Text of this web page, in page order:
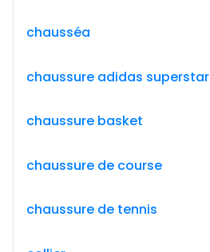
chausséa
chaussure adidas superstar
chaussure basket
chaussure de course
chaussure de tennis